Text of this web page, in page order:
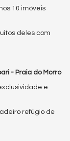
10 imóveis
deles com
- Praia do Morro
e
refúgio de